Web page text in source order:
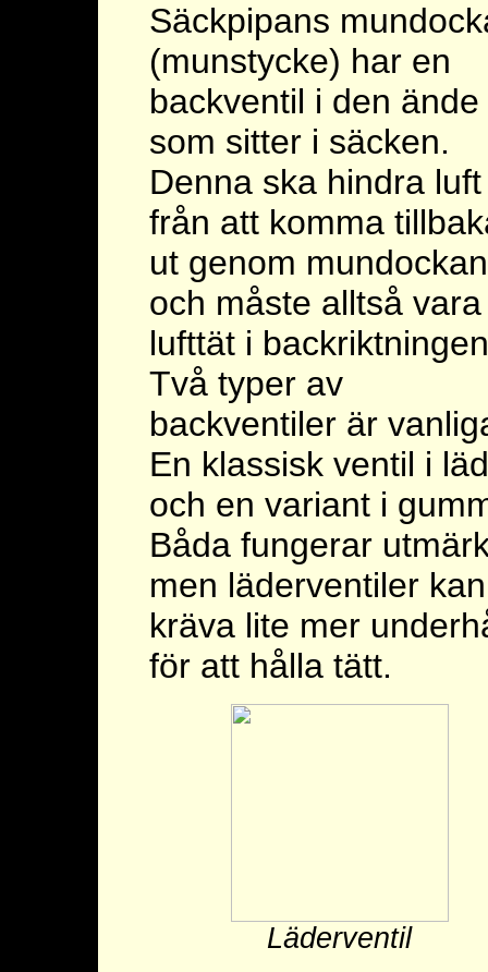
Säckpipans
(munstycke) har en
backventil i den ände
som sitter i säcken.
Denna ska hindra luft
från att komma
ut genom mundockan
och måste alltså vara
lufttät i
Två typer av
backventiler är
En klassisk ventil i
och en variant i
Båda fungerar
men läderventiler kan
kräva lite mer
för att hålla tätt.
Läderventil